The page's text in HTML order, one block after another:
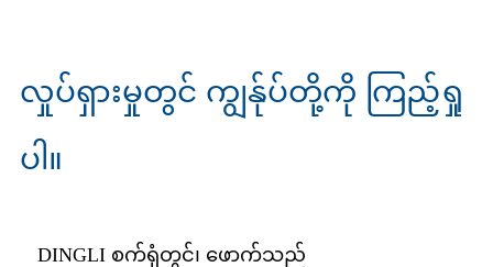
လှုပ်ရှားမှုတွင် ကျွန်ုပ်တို့ကို ကြည့်ရှု
ပါ။
DINGLI စက်ရုံတွင်၊ ဖောက်သည်